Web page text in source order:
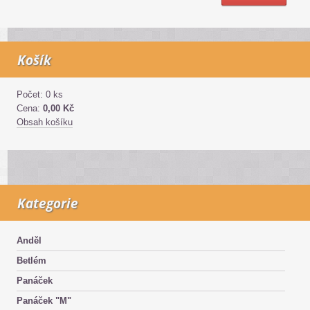
Košík
Počet: 0 ks
Cena: 0,00 Kč
Obsah košíku
Kategorie
Anděl
Betlém
Panáček
Panáček "M"